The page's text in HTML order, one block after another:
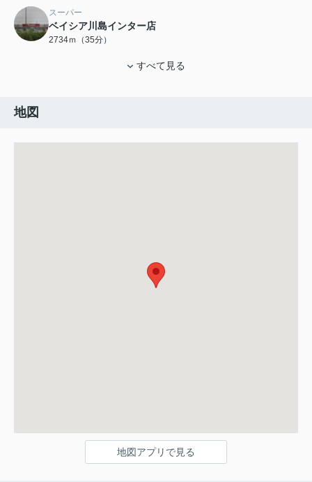
スーパー
ベイシア川島インター店
2734ｍ（35分）
すべて見る
地図
地図アプリで見る